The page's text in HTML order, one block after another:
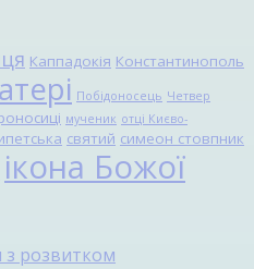
Каппадокія Константинополь
Побідоносець Четвер
мученик отці Києво-
святий симеон стовпник
ікона Божої
розвитком